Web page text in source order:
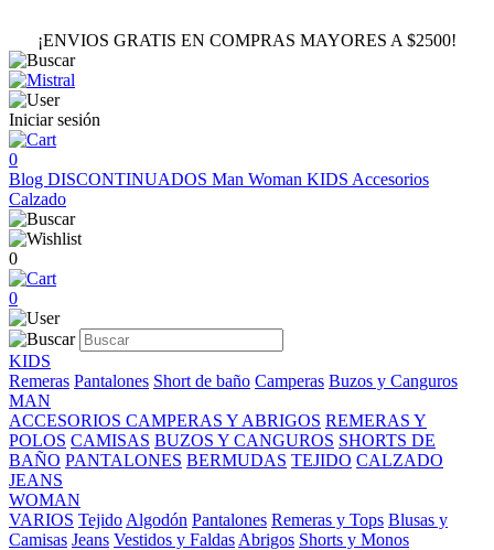
¡ENVIOS GRATIS EN COMPRAS MAYORES A $2500!
Iniciar sesión
0
Blog DISCONTINUADOS Man Woman KIDS Accesorios
Calzado
0
0
KIDS
Remeras Pantalones Short de baño Camperas Buzos y Canguros
MAN
ACCESORIOS CAMPERAS Y ABRIGOS REMERAS Y
POLOS CAMISAS BUZOS Y CANGUROS SHORTS DE
BAÑO PANTALONES BERMUDAS TEJIDO CALZADO
JEANS
WOMAN
VARIOS Tejido Algodón Pantalones Remeras y Tops Blusas y
Camisas Jeans Vestidos y Faldas Abrigos Shorts y Monos